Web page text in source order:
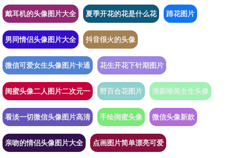
戴耳机的头像图片大全 夏季开花的花是什么花 蹄花图片
男同情侣头像图片大全 抖音很火的头像
微信可爱女生头像图片卡通 花生开花下针期图片
闺蜜头像二人图片二次元一 野百合花图片 清新唯美女生头像
看淡一切微信头像图片高清 手绘闺蜜头像 微信头像新款
亲吻的情侣头像图片大全 点画图片简单漂亮可爱